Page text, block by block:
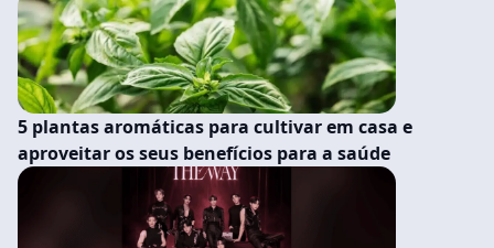
5 plantas aromáticas para cultivar em casa e
aproveitar os seus benefícios para a saúde